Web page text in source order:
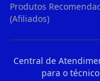
Produtos
(Afiliados)
Central de
para o